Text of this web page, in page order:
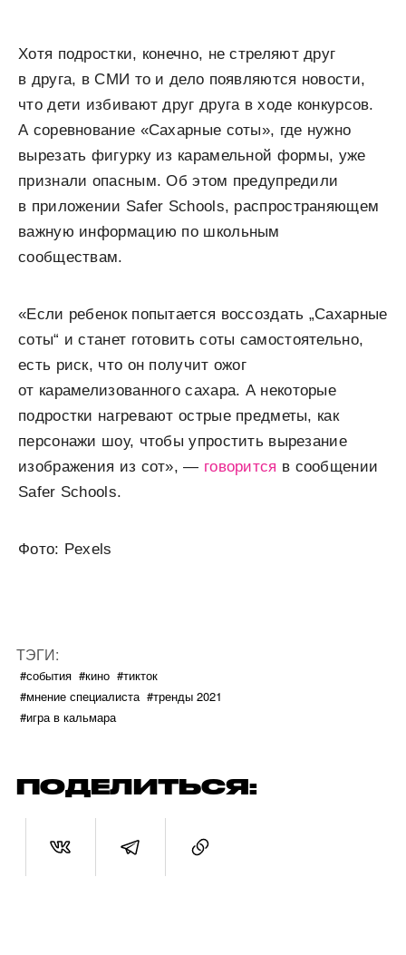
Хотя подростки, конечно, не стреляют друг
в друга, в СМИ то и дело появляются новости,
что дети избивают друг друга в ходе конкурсов.
А соревнование «Сахарные соты», где нужно
вырезать фигурку из карамельной формы, уже
признали опасным. Об этом предупредили
в приложении Safer Schools, распространяющем
важную информацию по школьным
сообществам.
«Если ребенок попытается воссоздать „Сахарные
соты“ и станет готовить соты самостоятельно,
есть риск, что он получит ожог
от карамелизованного сахара. А некоторые
подростки нагревают острые предметы, как
персонажи шоу, чтобы упростить вырезание
изображения из сот», — говорится в сообщении
Safer Schools.
Фото: Pexels
ТЭГИ:
#события #кино #тикток
#мнение специалиста #тренды 2021
#игра в кальмара
ПОДЕЛИТЬСЯ: